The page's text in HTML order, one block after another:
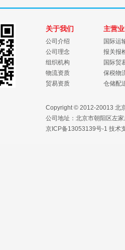
关于我们
公司介绍
公司理念
组织机构
物流资质
贸易资质
主营
国际运
报关报
国际贸
保税物
仓储配
Copyright © 2012-20013 北
公司地址：北京市朝阳区左
京ICP备13053139号-1 技术